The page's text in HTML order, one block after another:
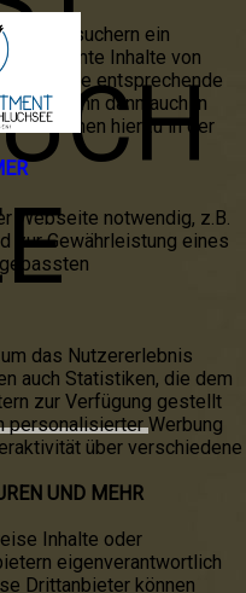
UND MEHR
um Besuchern ein
Bestimmte Inhalte von
wenn die entsprechende
kann dann auch in
hierzu in der
Webseite notwendig, z.B.
zur Gewährleistung eines
das Nutzererlebnis
auch Statistiken, die dem
zur Verfügung gestellt
personalisierter Werbung
über verschiedene
Inhalte oder
eigenverantwortlich
Drittanbieter können